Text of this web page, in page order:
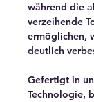
während die
verzeihende
ermöglichen,
deutlich
Gefertigt in
Technologie,